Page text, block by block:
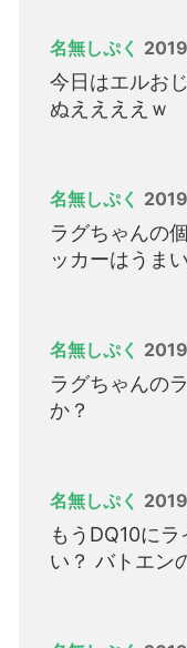
名無しぷく
今日はエルお
ぬええええｗ
名無しぷく
ラグちゃんの
ッカーはうま
名無しぷく
ラグちゃんの
か？
名無しぷく
もうDQ10に
い？ バトエン